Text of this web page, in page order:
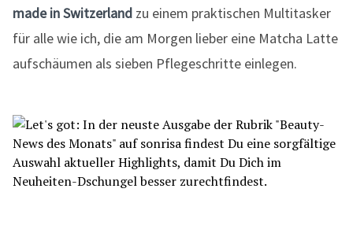
made in Switzerland zu einem praktischen Multitasker
für alle wie ich, die am Morgen lieber eine Matcha Latte
aufschäumen als sieben Pflegeschritte einlegen.